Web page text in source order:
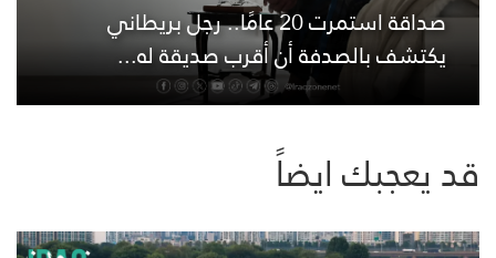
صداقة استمرت 20 عامًا.. رجل بريطاني
يكتشف بالصدفة أن أقرب صديقة له...
قد يعجبك ايضاً